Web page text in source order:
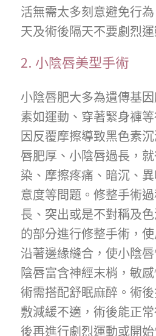
活無需太多刻意避免行
天及術後隔天不要劇烈運
2. 小陰唇美型手術
小陰唇肥大多為遺傳基
素如運動、穿著緊身褲
因反覆摩擦導致黑色素
唇肥厚、小陰唇過長，
染、摩擦疼痛、暗沉、
意度等問題。修整手術
長、突出或是不對稱及
的部分進行修整手術，
沿著邊緣縫合，使小陰
陰唇富含神經末梢，敏
術需搭配舒眠麻醉。術
敷減緩不適，術後能正
後再進行劇烈運動或開始